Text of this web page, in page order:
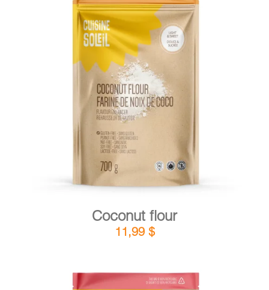
ADD TO CART DETAILS
Coconut flour
11,99 $